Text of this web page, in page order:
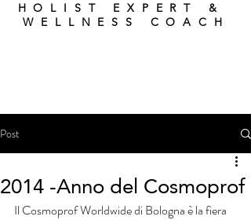
HOLIST EXPERT &
WELLNESS COACH
Post
2014 -Anno del Cosmoprof
Il Cosmoprof Worldwide di Bologna è la fiera